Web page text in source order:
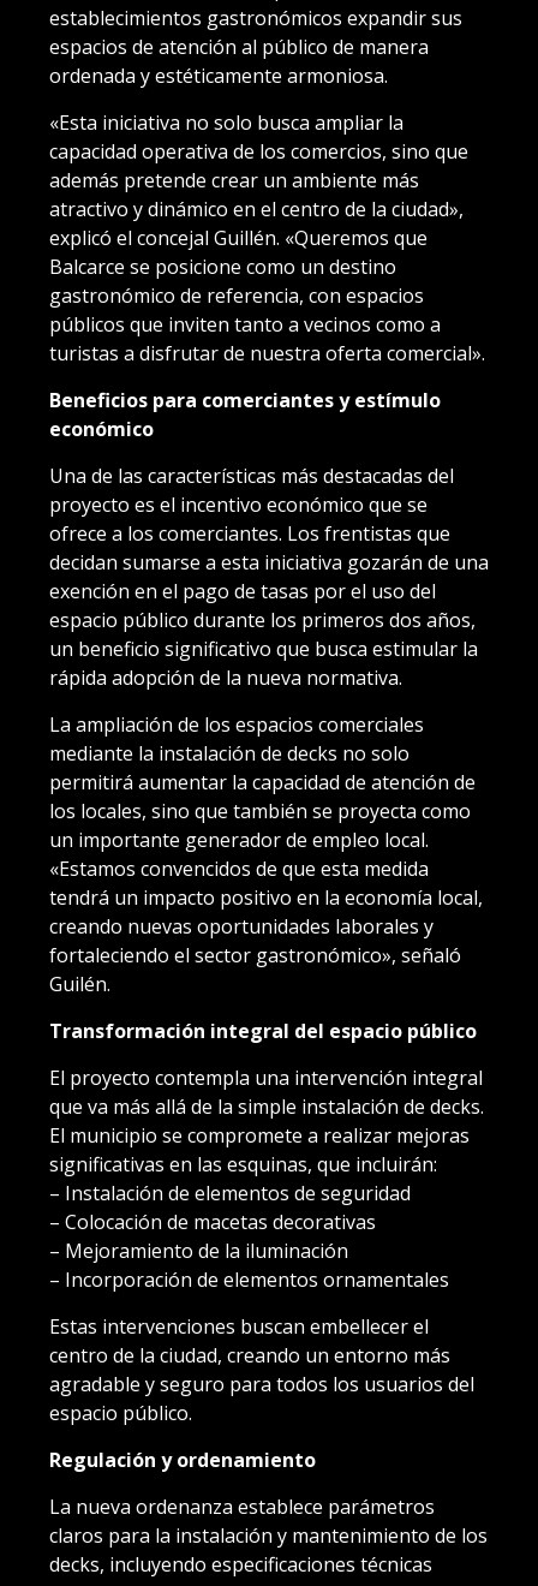
establecimientos gastronómicos expandir sus
espacios de atención al público de manera
ordenada y estéticamente armoniosa.
«Esta iniciativa no solo busca ampliar la
capacidad operativa de los comercios, sino que
además pretende crear un ambiente más
atractivo y dinámico en el centro de la ciudad»,
explicó el concejal Guillén. «Queremos que
Balcarce se posicione como un destino
gastronómico de referencia, con espacios
públicos que inviten tanto a vecinos como a
turistas a disfrutar de nuestra oferta comercial».
Beneficios para comerciantes y estímulo
económico
Una de las características más destacadas del
proyecto es el incentivo económico que se
ofrece a los comerciantes. Los frentistas que
decidan sumarse a esta iniciativa gozarán de una
exención en el pago de tasas por el uso del
espacio público durante los primeros dos años,
un beneficio significativo que busca estimular la
rápida adopción de la nueva normativa.
La ampliación de los espacios comerciales
mediante la instalación de decks no solo
permitirá aumentar la capacidad de atención de
los locales, sino que también se proyecta como
un importante generador de empleo local.
«Estamos convencidos de que esta medida
tendrá un impacto positivo en la economía local,
creando nuevas oportunidades laborales y
fortaleciendo el sector gastronómico», señaló
Guilén.
Transformación integral del espacio público
El proyecto contempla una intervención integral
que va más allá de la simple instalación de decks.
El municipio se compromete a realizar mejoras
significativas en las esquinas, que incluirán:
– Instalación de elementos de seguridad
– Colocación de macetas decorativas
– Mejoramiento de la iluminación
– Incorporación de elementos ornamentales
Estas intervenciones buscan embellecer el
centro de la ciudad, creando un entorno más
agradable y seguro para todos los usuarios del
espacio público.
Regulación y ordenamiento
La nueva ordenanza establece parámetros
claros para la instalación y mantenimiento de los
decks, incluyendo especificaciones técnicas